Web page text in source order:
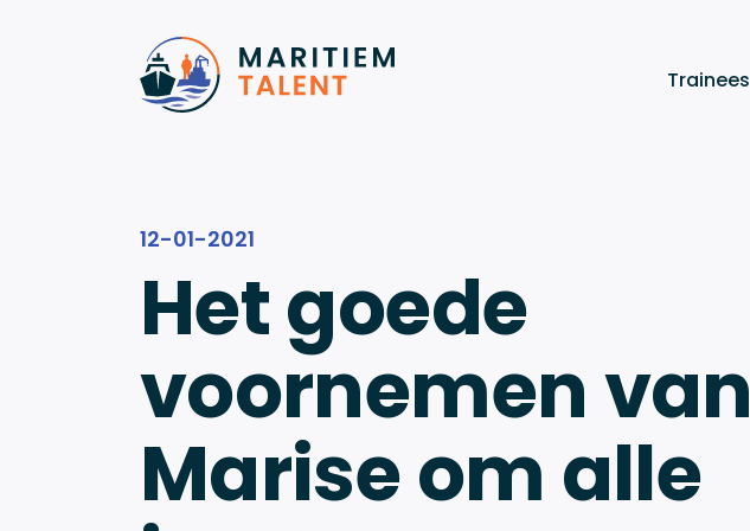
Trainees
12-01-2021
Het goede
voornemen van
Marise om alle